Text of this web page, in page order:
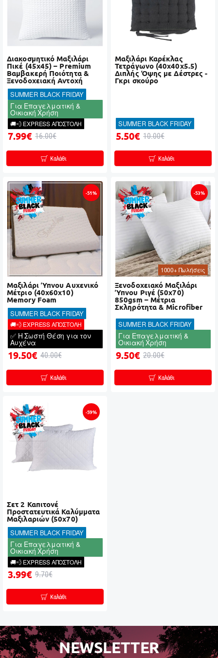
Διακοσμητικό Μαξιλάρι
Πικέ (45x45) – Premium
Βαμβακερή Ποιότητα &
Ξενοδοχειακή Αντοχή
SUMMER BLACK FRIDAY
Για Επαγελματική &
Οικιακή Χρήση
🚚💨 EXPRESS ΑΠΟΣΤΟΛΗ
7.99€ 16.00€
Καλάθι
Μαξιλάρι Καρέκλας
Τετράγωνο (40x40x5.5)
Διπλής Όψης με Δέστρες -
Γκρι σκούρο
SUMMER BLACK FRIDAY
5.50€ 10.00€
Καλάθι
-51%
Μαξιλάρι Ύπνου Αυχενικό
Μέτριο (40x60x10)
Memory Foam
SUMMER BLACK FRIDAY
🚚💨 EXPRESS ΑΠΟΣΤΟΛΗ
✅ Η Σωστή Θέση για τον
Αυχένα
19.50€ 40.00€
Καλάθι
1000+ Πωλήσεις
-53%
Ξενοδοχειακό Μαξιλάρι
Ύπνου Ριγέ (50x70)
850gsm – Μέτρια
Σκληρότητα & Microfiber
SUMMER BLACK FRIDAY
Για Επαγελματική &
Οικιακή Χρήση
9.50€ 20.00€
Καλάθι
-59%
Σετ 2 Καπιτονέ
Προστατευτικά Καλύμματα
Μαξιλαριών (50x70)
SUMMER BLACK FRIDAY
Για Επαγελματική &
Οικιακή Χρήση
🚚💨 EXPRESS ΑΠΟΣΤΟΛΗ
3.99€ 9.70€
Καλάθι
NEWSLETTER